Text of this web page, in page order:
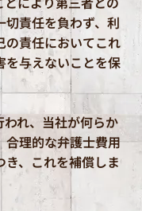
責任を負わず、利
の責任においてこれ
を与えないことを保
れ、当社が何らか
合理的な弁護士費用
、これを補償しま